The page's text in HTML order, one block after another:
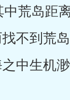
荒岛距
不到荒岛
中生机渺